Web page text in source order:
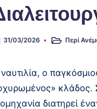
31/03/2026
Αναρτήθηκε
Περί
ο
κλάδος.
διατηρεί